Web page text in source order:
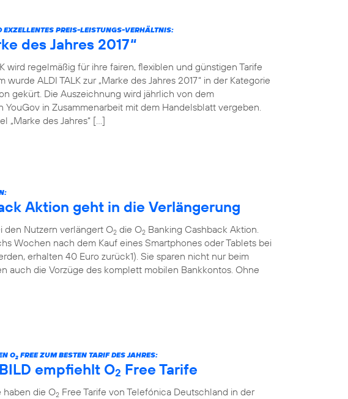
EXZELLENTES PREIS-LEISTUNGS-VERHÄLTNIS:
des Jahres 2017“
wird regelmäßig für ihre fairen, flexiblen und günstigen Tarife
ALDI TALK zur „Marke des Jahres 2017“ in der Kategorie
gekürt. Die Auszeichnung wird jährlich von dem
in Zusammenarbeit mit dem Handelsblatt vergeben.
„Marke des Jahres“ […]
Aktion geht in die Verlängerung
den Nutzern verlängert O2 die O2 Banking Cashback Aktion.
Wochen nach dem Kauf eines Smartphones oder Tablets bei
erhalten 40 Euro zurück1). Sie sparen nicht nur beim
auch die Vorzüge des komplett mobilen Bankkontos. Ohne
O2 FREE ZUM BESTEN TARIF DES JAHRES:
empfiehlt O2 Free Tarife
haben die O2 Free Tarife von Telefónica Deutschland in der